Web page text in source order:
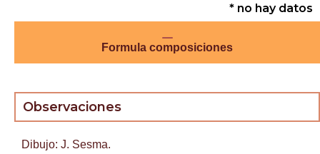
* no hay datos
Formula composiciones
Observaciones
Dibujo: J. Sesma.